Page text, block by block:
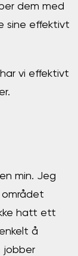
dem med
sine effektivt
vi effektivt
min. Jeg
området
hatt ett
å
jobber